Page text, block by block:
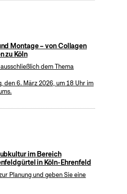
Montage – von Collagen
zu Köln
dem Thema
den 6. März 2026, um 18 Uhr im
im Bereich
in Köln-Ehrenfeld
Planung und geben Sie eine